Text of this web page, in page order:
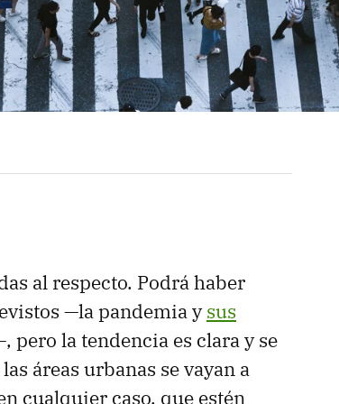
al respecto. Podrá haber
—la pandemia ysus
pero la tendencia es clara y se
áreas urbanas se vayan a
cualquier caso, que estén